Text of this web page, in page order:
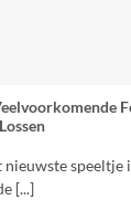
speeltje
[...]